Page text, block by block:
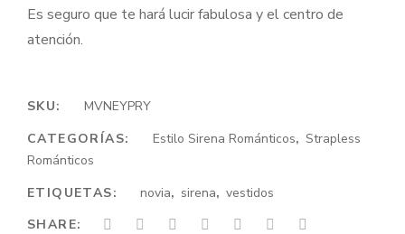
Es seguro que te hará lucir fabulosa y el centro de
atención.
SKU:
MVNEYPRY
CATEGORÍAS:
Estilo Sirena Románticos, Strapless
Románticos
ETIQUETAS:
novia, sirena,vestidos
SHARE: